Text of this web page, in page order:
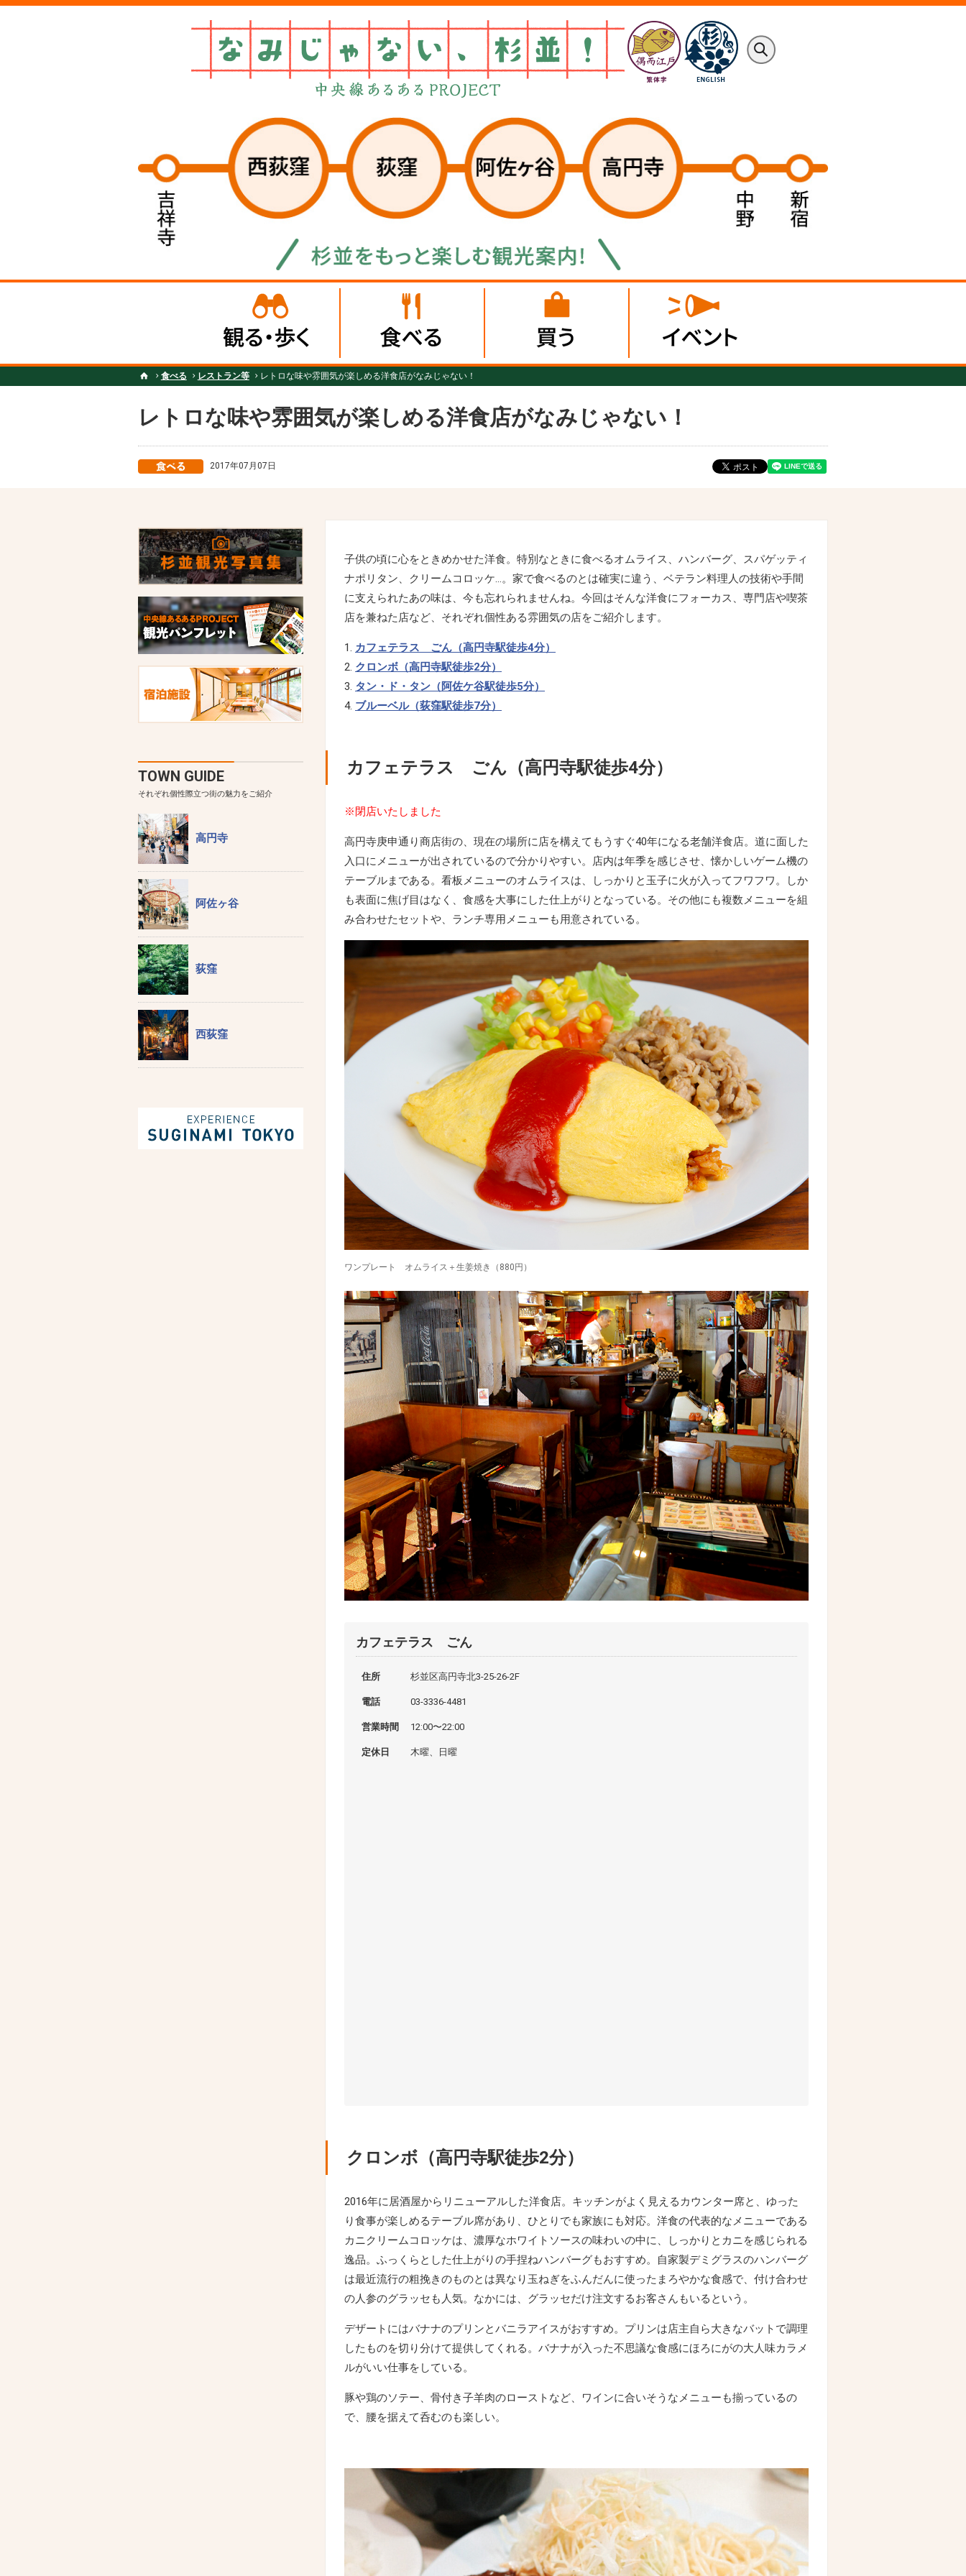
食べる レストラン等 レトロな味や雰囲気が楽しめる洋食店がなみじゃない！
レトロな味や雰囲気が楽しめる洋食店がなみじゃない！
2017年07月07日
子供の頃に心をときめかせた洋食。特別なときに食べるオムライス、ハンバーグ、スパゲッティ
ナポリタン、クリームコロッケ…。家で食べるのとは確実に違う、ベテラン料理人の技術や手間
に支えられたあの味は、今も忘れられませんね。今回はそんな洋食にフォーカス、専門店や喫茶
店を兼ねた店など、それぞれ個性ある雰囲気の店をご紹介します。
カフェテラス ごん（高円寺駅徒歩4分）
クロンボ（高円寺駅徒歩2分）
タン・ド・タン（阿佐ケ谷駅徒歩5分）
ブルーベル（荻窪駅徒歩7分）
カフェテラス ごん（高円寺駅徒歩4分）
※閉店いたしました
高円寺庚申通り商店街の、現在の場所に店を構えてもうすぐ40年になる老舗洋食店。道に面した
入口にメニューが出されているので分かりやすい。店内は年季を感じさせ、懐かしいゲーム機の
テーブルまである。看板メニューのオムライスは、しっかりと玉子に火が入ってフワフワ。しか
も表面に焦げ目はなく、食感を大事にした仕上がりとなっている。その他にも複数メニューを組
み合わせたセットや、ランチ専用メニューも用意されている。
ワンプレート オムライス＋生姜焼き（880円）
カフェテラス ごん
住所 杉並区高円寺北3-25-26-2F
電話 03-3336-4481
営業時間 12:00〜22:00
定休日 木曜、日曜
クロンボ（高円寺駅徒歩2分）
2016年に居酒屋からリニューアルした洋食店。キッチンがよく見えるカウンター席と、ゆった
り食事が楽しめるテーブル席があり、ひとりでも家族にも対応。洋食の代表的なメニューである
カニクリームコロッケは、濃厚なホワイトソースの味わいの中に、しっかりとカニを感じられる
逸品。ふっくらとした仕上がりの手捏ねハンバーグもおすすめ。自家製デミグラスのハンバーグ
は最近流行の粗挽きのものとは異なり玉ねぎをふんだんに使ったまろやかな食感で、付け合わせ
の人参のグラッセも人気。なかには、グラッセだけ注文するお客さんもいるという。
デザートにはバナナのプリンとバニラアイスがおすすめ。プリンは店主自ら大きなバットで調理
したものを切り分けて提供してくれる。バナナが入った不思議な食感にほろにがの大人味カラメ
ルがいい仕事をしている。
豚や鶏のソテー、骨付き子羊肉のローストなど、ワインに合いそうなメニューも揃っているの
で、腰を据えて呑むのも楽しい。
TOWN GUIDE
それぞれ個性際立つ街の魅力をご紹介
高円寺
阿佐ヶ谷
荻窪
西荻窪